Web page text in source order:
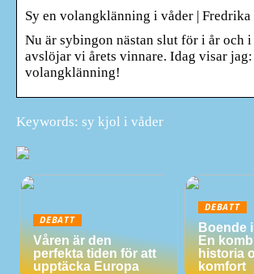
Sy en volangklänning i våder |
Nu är sybingon nästan slut för i år och
avslöjar vi årets vinnare. Idag visar jag:
volangklänning!
Keywords: sy kjol i våder
DEBATT
Våren är den
perfekta tiden för att
upptäcka Europa
DEBATT
Boende
En
historia
komfort